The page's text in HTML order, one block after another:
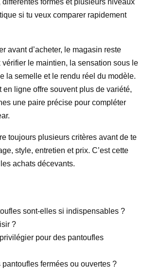
formes et plusieurs niveaux
si tu veux comparer rapidement
avant d’acheter, le magasin reste
vérifier le maintien, la sensation sous le
la semelle et le rendu réel du modèle.
en ligne offre souvent plus de variété,
une paire précise pour compléter
toujours plusieurs critères avant de te
style, entretien et prix. C’est cette
achats décevants.
sont-elles si indispensables ?
?
pour des pantoufles
fermées ou ouvertes ?